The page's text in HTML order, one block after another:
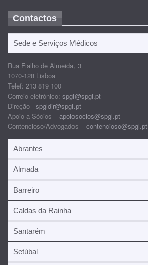
Contactos
Sede e Serviços Médicos
Rua Fialho de Almeida, 3
1070-128 Lisboa
Telef: 213 819 100
Correio eletrónico: spgl@spgl.pt
Direção - spgldir@spgl.pt
Apoio a Sócios – apoiosocios@spgl.pt
Contencioso/Advogados – contencioso@spgl.pt
Abrantes
Almada
Barreiro
Caldas da Rainha
Santarém
Setúbal